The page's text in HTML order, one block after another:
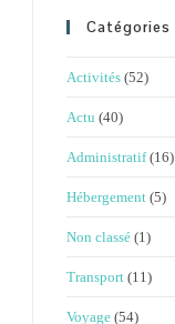
Catégories
Activités (52)
Actu (40)
Administratif (16)
Hébergement (5)
Non classé (1)
Transport (11)
Voyage (54)